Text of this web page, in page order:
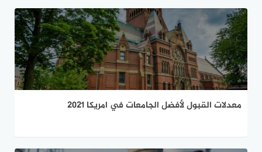
معدلات القبول لأفضل الجامعات في امريكا 2021